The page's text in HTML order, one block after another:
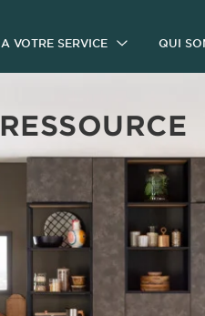
A VOTRE SERVICE QUI
RESSOURCE